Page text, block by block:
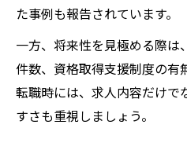
の磨き方
ワークライフバランス
イント
た事例も報告されています。
一方、将来性を見極める際
件数、資格取得支援制度の有
転職時には、求人内容だけで
すさも重視しましょう。